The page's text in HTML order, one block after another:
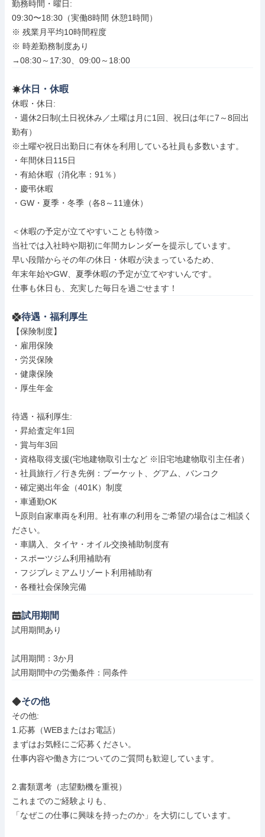
勤務時間・曜日:
09:30〜18:30（実働8時間 休憩1時間）
※ 残業月平均10時間程度
※ 時差勤務制度あり
→08:30～17:30、09:00～18:00
休日・休暇
休暇・休日:
・週休2日制(土日祝休み／土曜は月に1回、祝日は年に7～8回出
勤有）
※土曜や祝日出勤日に有休を利用している社員も多数います。
・年間休日115日
・有給休暇（消化率：91％）
・慶弔休暇
・GW・夏季・冬季（各8～11連休）
＜休暇の予定が立てやすいことも特徴＞
当社では入社時や期初に年間カレンダーを提示しています。
早い段階からその年の休日・休暇が決まっているため、
年末年始やGW、夏季休暇の予定が立てやすいんです。
仕事も休日も、充実した毎日を過ごせます！
待遇・福利厚生
【保険制度】
・雇用保険
・労災保険
・健康保険
・厚生年金
待遇・福利厚生:
・昇給査定年1回
・賞与年3回
・資格取得支援(宅地建物取引士など ※旧宅地建物取引主任者）
・社員旅行／行き先例：プーケット、グアム、バンコク
・確定拠出年金（401K）制度
・車通勤OK
┗原則自家車両を利用。社有車の利用をご希望の場合はご相談く
ださい。
・車購入、タイヤ・オイル交換補助制度有
・スポーツジム利用補助有
・フジプレミアムリゾート利用補助有
・各種社会保険完備
試用期間
試用期間あり
試用期間：3か月
試用期間中の労働条件：同条件
その他
その他:
1.応募（WEBまたはお電話）
まずはお気軽にご応募ください。
仕事内容や働き方についてのご質問も歓迎しています。
2.書類選考（志望動機を重視）
これまでのご経験よりも、
「なぜこの仕事に興味を持ったのか」を大切にしています。